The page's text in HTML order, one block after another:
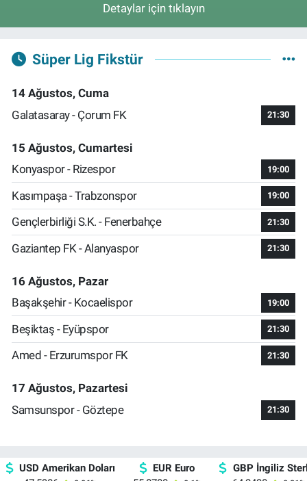
Detaylar için tıklayın
Süper Lig Fikstür
14 Ağustos, Cuma
Galatasaray - Çorum FK
21:30
15 Ağustos, Cumartesi
Konyaspor - Rizespor
19:00
Kasımpaşa - Trabzonspor 19:00
Gençlerbirliği S.K. - Fenerbahçe 21:30
Gaziantep FK - Alanyaspor 21:30
16 Ağustos, Pazar
Başakşehir - Kocaelispor
19:00
Beşiktaş - Eyüpspor 21:30
Amed - Erzurumspor FK 21:30
17 Ağustos, Pazartesi
Samsunspor - Göztepe
21:30
USD Amerikan Doları
EUR Euro
GBP İngiliz